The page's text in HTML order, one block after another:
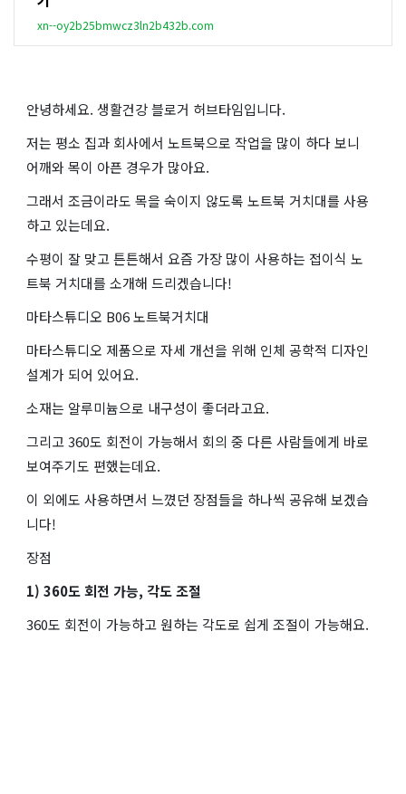
xn--oy2b25bmwcz3ln2b432b.com
안녕하세요. 생활건강 블로거 허브타임입니다.
저는 평소 집과 회사에서 노트북으로 작업을 많이 하다 보니
어깨와 목이 아픈 경우가 많아요.
그래서 조금이라도 목을 숙이지 않도록 노트북 거치대를 사용
하고 있는데요.
수평이 잘 맞고 튼튼해서 요즘 가장 많이 사용하는 접이식 노
트북 거치대를 소개해 드리겠습니다!
마타스튜디오 B06 노트북거치대
마타스튜디오 제품으로 자세 개선을 위해 인체 공학적 디자인
설계가 되어 있어요.
소재는 알루미늄으로 내구성이 좋더라고요.
그리고 360도 회전이 가능해서 회의 중 다른 사람들에게 바로
보여주기도 편했는데요.
이 외에도 사용하면서 느꼈던 장점들을 하나씩 공유해 보겠습
니다!
장점
1) 360도 회전 가능, 각도 조절
360도 회전이 가능하고 원하는 각도로 쉽게 조절이 가능해요.